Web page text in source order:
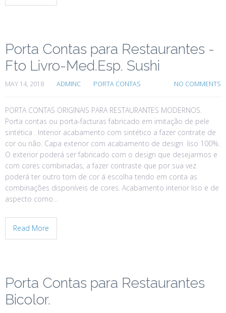
Porta Contas para Restaurantes -
Fto Livro-Med.Esp. Sushi
MAY 14, 2018 ADMINC PORTA CONTAS NO COMMENTS
PORTA CONTAS ORIGINAIS PARA RESTAURANTES MODERNOS.
Porta contas ou porta-facturas fabricado em imitação de pele
sintética . Interior acabamento com sintético a fazer contrate de
cor ou não. Capa exterior com acabamento de design liso 100%.
O exterior poderá ser fabricado com o design que desejarmos e
com cores combinadas, a fazer contraste que por sua vez
poderá ter outro tom de cor á escolha tendo em conta as
combinações disponíveis de cores. Acabamento interior liso e de
aspecto como…
Read More
Porta Contas para Restaurantes
Bicolor.